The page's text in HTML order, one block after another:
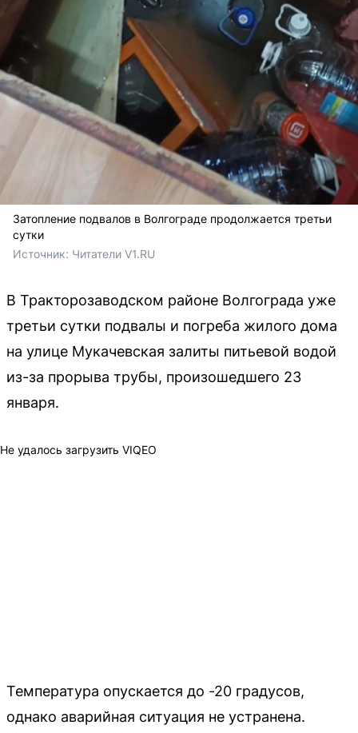
Затопление подвалов в Волгограде продолжается третьи
сутки
Источник: Читатели V1.RU
В Тракторозаводском районе Волгограда уже
третьи сутки подвалы и погреба жилого дома
на улице Мукачевская залиты питьевой водой
из-за прорыва трубы, произошедшего 23
января.
Не удалось загрузить VIQEO
Температура опускается до -20 градусов,
однако аварийная ситуация не устранена.